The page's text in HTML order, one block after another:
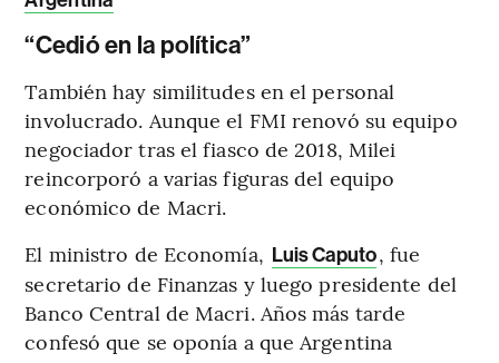
“Cedió en la política”
También hay similitudes en el personal
involucrado. Aunque el FMI renovó su equipo
negociador tras el fiasco de 2018, Milei
reincorporó a varias figuras del equipo
económico de Macri.
El ministro de Economía, Luis Caputo, fue
secretario de Finanzas y luego presidente del
Banco Central de Macri. Años más tarde
confesó que se oponía a que Argentina